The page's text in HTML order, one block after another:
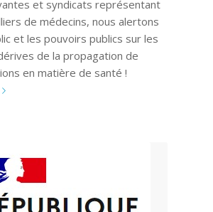
et syndicats représentant
de médecins, nous alertons
et les pouvoirs publics sur les
de la propagation de
en matière de santé !